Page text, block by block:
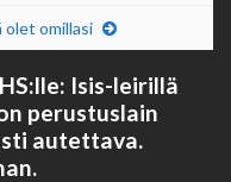
olet omillasi
Isis-leirillä
perustus­lain
autettava.